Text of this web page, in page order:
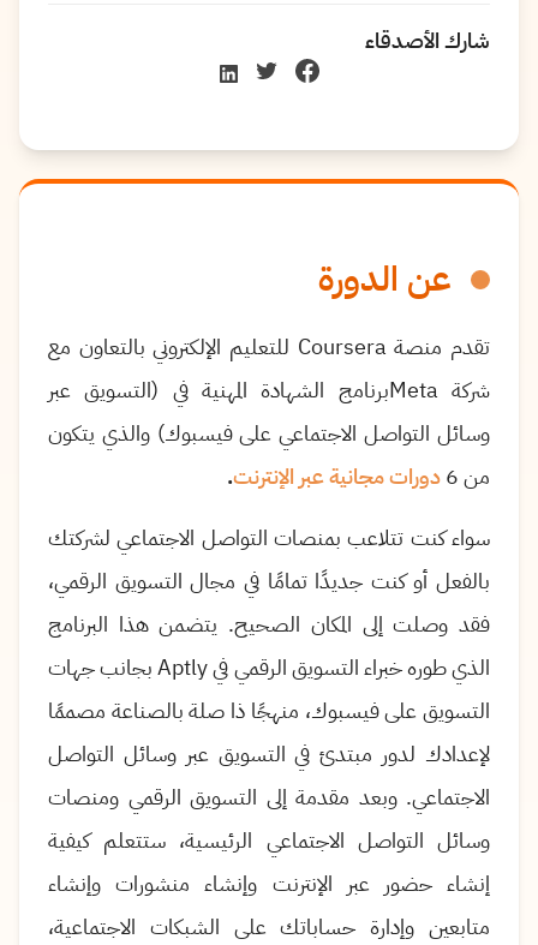
عن الدورة
تقدم منصة Coursera للتعليم الإلكتروني بالتعاون مع
شركةMetaبرنامج الشهادة المهنية في (التسويق عبر
وسائل التواصل الاجتماعي على فيسبوك) والذي يتكون
من 6
دورات مجانية عبر الإنترنت.
سواء كنت تتلاعب بمنصات التواصل الاجتماعي لشركتك
بالفعل أو كنت جديدًا تمامًا في مجال التسويق الرقمي،
فقد وصلت إلى المكان الصحيح. يتضمن هذا البرنامج
الذي طوره خبراء التسويق الرقمي فيAptlyبجانب جهات
التسويق على فيسبوك، منهجًا ذا صلة بالصناعة مصممًا
لإعدادك لدور مبتدئ في التسويق عبر وسائل التواصل
الاجتماعي. وبعد مقدمة إلى التسويق الرقمي ومنصات
وسائل التواصل الاجتماعي الرئيسية، ستتعلم كيفية
إنشاء حضور عبر الإنترنت وإنشاء منشورات وإنشاء
متابعين وإدارة حساباتك على الشبكات الاجتماعية،
شارك الأصدقاء